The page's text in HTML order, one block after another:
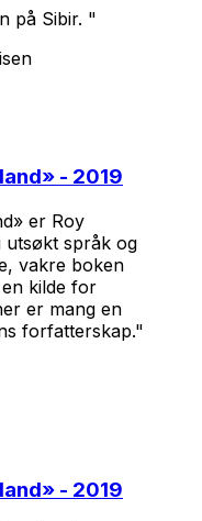
på Sibir. "
» - 2019
er Roy
språk og
vakre boken
kilde for
er mang en
forfatterskap."
» - 2019